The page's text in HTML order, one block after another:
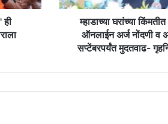
ही
व
स्वीकृतीसाठी
मंत्री
म्हाडाच्या घरांच्या
ऑनलाईन अर्ज नोंदणी व
सप्टेंबरपर्यंत मुदतवाढ-